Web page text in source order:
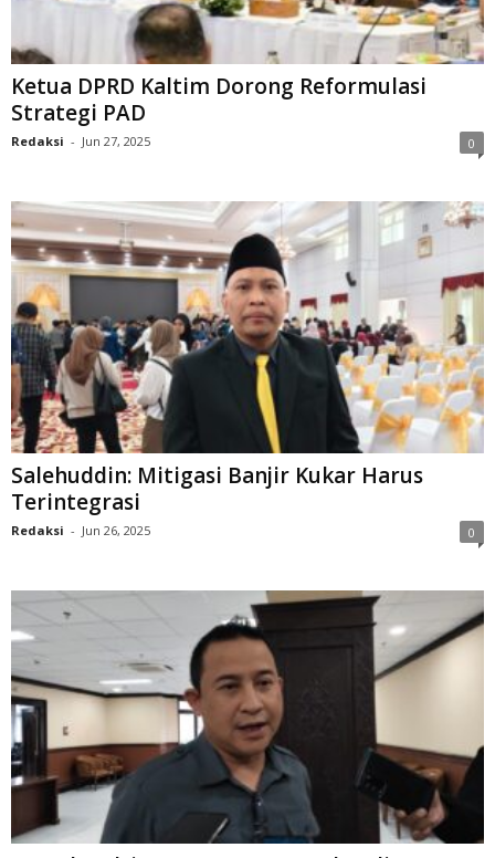
Ketua DPRD Kaltim Dorong Reformulasi
Strategi PAD
Redaksi - Jun 27, 2025 0
Salehuddin: Mitigasi Banjir Kukar Harus
Terintegrasi
Redaksi - Jun 26, 2025 0